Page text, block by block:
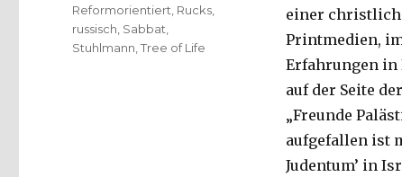
einer
Printmedien,
Erfahrungen in
auf der Seite
„Freunde
aufgefallen ist
Judentum’ in
Reformorientiert Rucks
russisch Sabbat
Stuhlmann ,Tree of Life